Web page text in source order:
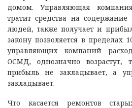
домом. Управляющая
тратит средства на
людей, также получает и
закону позволяется в пределах
управляющих компаний
ОСМД, однозначно возрастут,
прибыль не закладывает, а
закладывает.
Что касается ремонтов